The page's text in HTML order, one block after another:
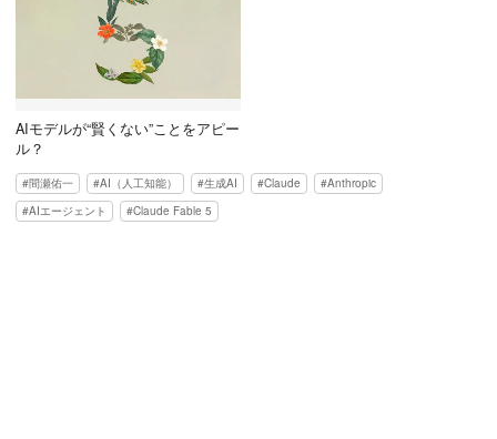
AIモデルが“賢くない”ことをアピー
ル？
間瀬佑一 AI（人工知能） 生成AI Claude
Anthropic
AIエージェント
Claude Fable 5